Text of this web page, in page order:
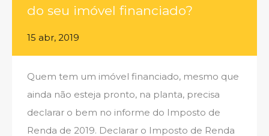
do seu imóvel financiado?
15 abr, 2019
Quem tem um imóvel financiado, mesmo que
ainda não esteja pronto, na planta, precisa
declarar o bem no informe do Imposto de
Renda de 2019. Declarar o Imposto de Renda